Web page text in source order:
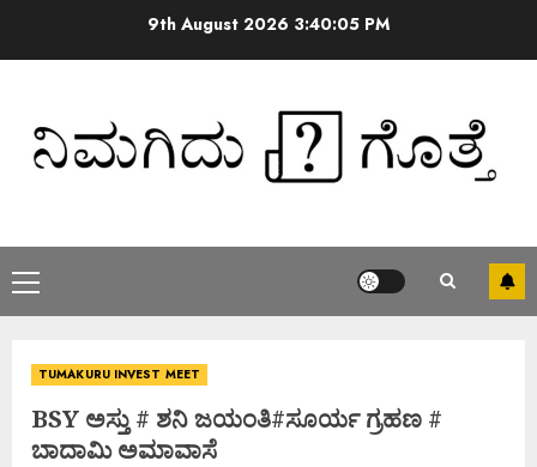
9th August 2026 3:40:06 PM
TUMAKURU INVEST MEET
BSY ಅಸ್ತು # ಶನಿ ಜಯಂತಿ#ಸೂರ್ಯ ಗ್ರಹಣ #
ಬಾದಾಮಿ ಅಮಾವಾಸೆ